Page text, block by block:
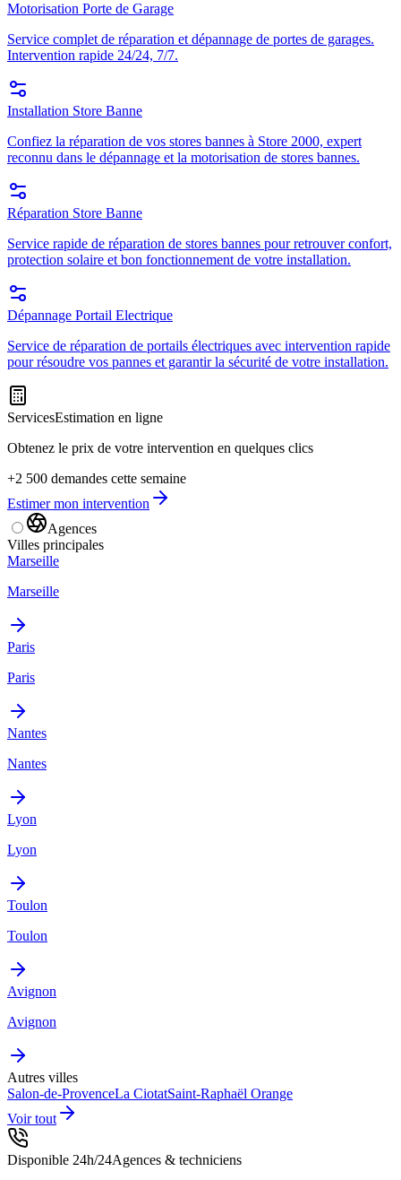
Motorisation Porte de Garage
Service complet de réparation et dépannage de portes de garages.
Intervention rapide 24/24, 7/7.
Installation Store Banne
Confiez la réparation de vos stores bannes à Store 2000, expert
reconnu dans le dépannage et la motorisation de stores bannes.
Réparation Store Banne
Service rapide de réparation de stores bannes pour retrouver confort,
protection solaire et bon fonctionnement de votre installation.
Dépannage Portail Electrique
Service de réparation de portails électriques avec intervention rapide
pour résoudre vos pannes et garantir la sécurité de votre installation.
ServicesEstimation en ligne
Obtenez le prix de votre intervention en quelques clics
+2 500 demandes cette semaine
Estimer mon intervention
Agences
Villes principales
Marseille
Marseille
Paris
Paris
Nantes
Nantes
Lyon
Lyon
Toulon
Toulon
Avignon
Avignon
Autres villes
Salon-de-ProvenceLa CiotatSaint-Raphaël Orange
Voir tout
Disponible 24h/24Agences & techniciens